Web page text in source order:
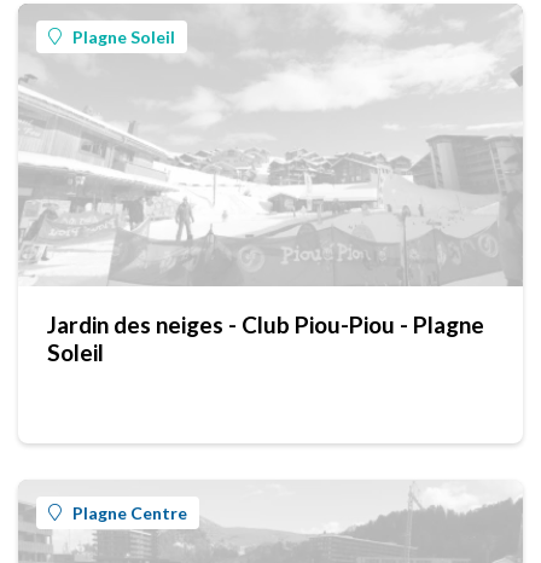
Plagne Soleil
Jardin des neiges - Club Piou-Piou - Plagne
Soleil
Plagne Centre